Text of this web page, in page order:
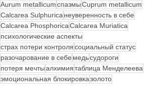
Aurum metallicumспазмыCuprum metallicum
Calcarea Sulphurica неуверенность в себе
Calcarea PhosphoricaCalcarea Muriatica
психологические аспекты
страх потери контролясоциальный статус
разочарование в себе медьсудороги
потеря мечтыалхимиятаблица Менделеева
эмоциональная блокировказолото